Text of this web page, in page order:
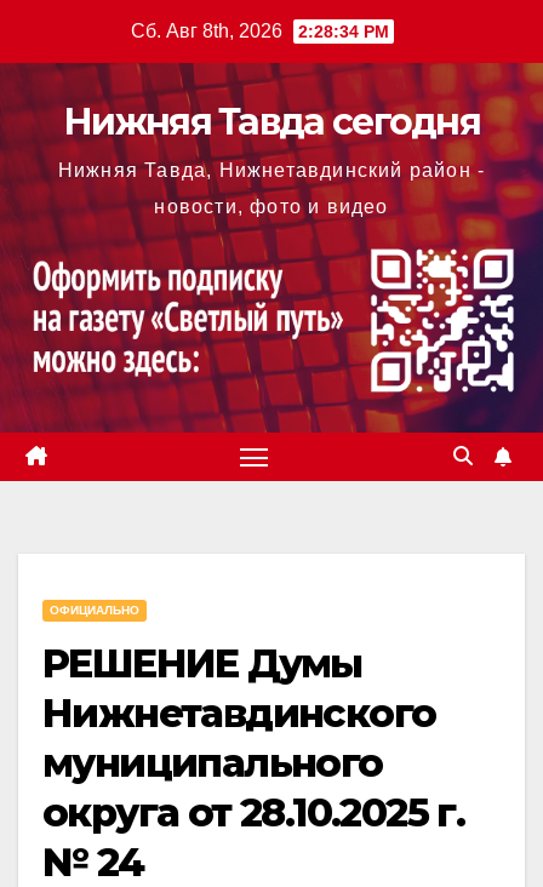
содержимому
Сб. Авг 8th, 2026 2:28:34 PM
Нижняя Тавда сегодня
Нижняя Тавда, Нижнетавдинский район -
новости, фото и видео
ОФИЦИАЛЬНО
РЕШЕНИЕ Думы
Нижнетавдинского
муниципального
округа от 28.10.2025 г.
№ 24